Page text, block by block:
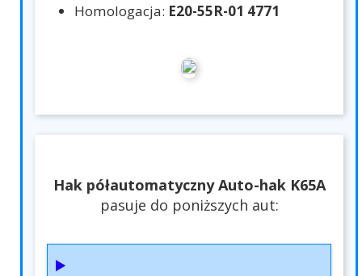
Homologacja: E20-55R-01 4771
Hak półautomatyczny Auto-hak K65A
pasuje do poniższych aut: